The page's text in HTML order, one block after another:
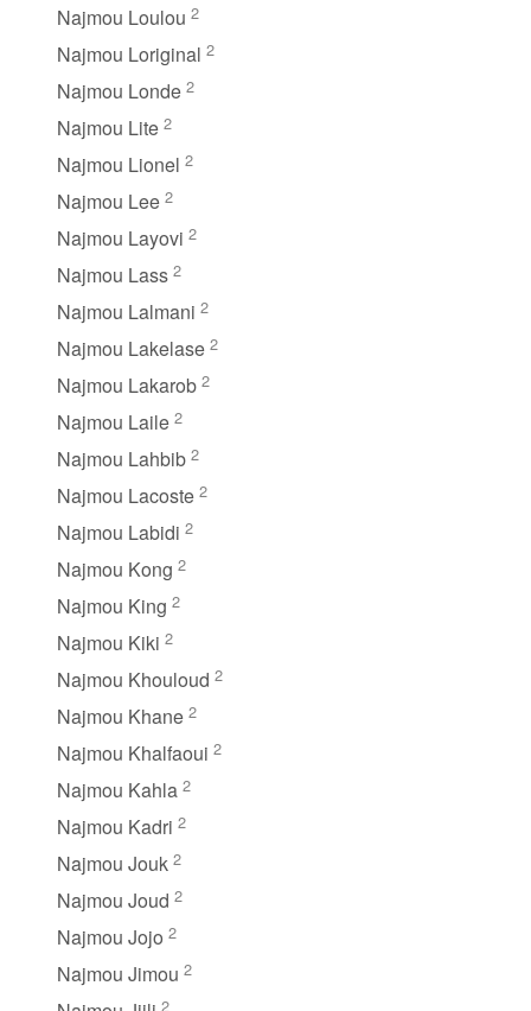
Najmou Loulou 2
Najmou Loriginal 2
Najmou Londe 2
Najmou Lite 2
Najmou Lionel 2
Najmou Lee 2
Najmou Layovi 2
Najmou Lass 2
Najmou Lalmani 2
Najmou Lakelase 2
Najmou Lakarob 2
Najmou Laile 2
Najmou Lahbib 2
Najmou Lacoste 2
Najmou Labidi 2
Najmou Kong 2
Najmou King 2
Najmou Kiki 2
Najmou Khouloud 2
Najmou Khane 2
Najmou Khalfaoui 2
Najmou Kahla 2
Najmou Kadri 2
Najmou Jouk 2
Najmou Joud 2
Najmou Jojo 2
Najmou Jimou 2
2